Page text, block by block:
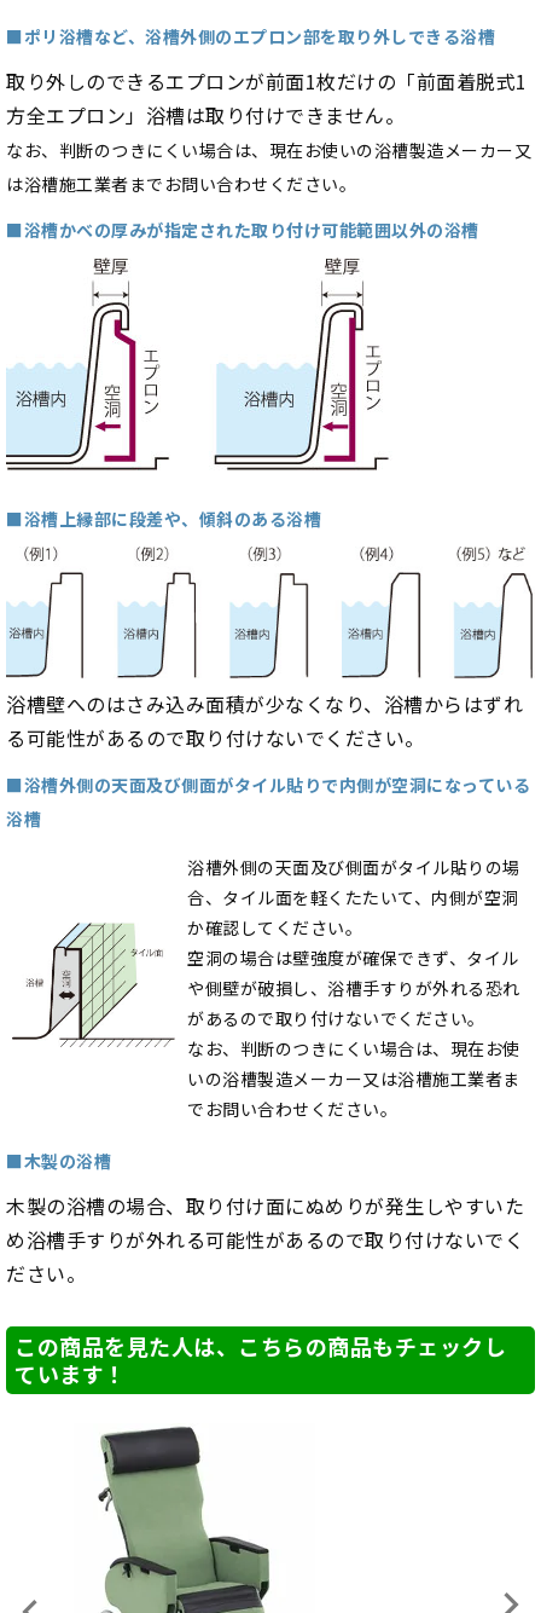
■ポリ浴槽など、浴槽外側のエプロン部を取り外しできる浴槽
取り外しのできるエプロンが前面1枚だけの「前面着脱式1
方全エプロン」浴槽は取り付けできません。
なお、判断のつきにくい場合は、現在お使いの浴槽製造メーカー又
は浴槽施工業者までお問い合わせください。
■浴槽かべの厚みが指定された取り付け可能範囲以外の浴槽
■浴槽上縁部に段差や、傾斜のある浴槽
浴槽壁へのはさみ込み面積が少なくなり、浴槽からはずれ
る可能性があるので取り付けないでください。
■浴槽外側の天面及び側面がタイル貼りで内側が空洞になっている
浴槽
浴槽外側の天面及び側面がタイル貼りの場
合、タイル面を軽くたたいて、内側が空洞
か確認してください。
空洞の場合は壁強度が確保できず、タイル
や側壁が破損し、浴槽手すりが外れる恐れ
があるので取り付けないでください。
なお、判断のつきにくい場合は、現在お使
いの浴槽製造メーカー又は浴槽施工業者ま
でお問い合わせください。
■木製の浴槽
木製の浴槽の場合、取り付け面にぬめりが発生しやすいた
め浴槽手すりが外れる可能性があるので取り付けないでく
ださい。
この商品を見た人は、こちらの商品もチェックし
ています！